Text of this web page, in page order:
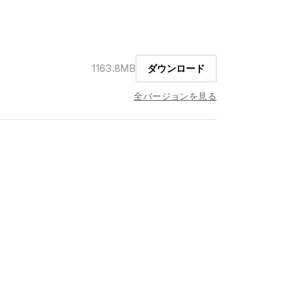
1163.8MB ダウンロード
全バージョンを見る